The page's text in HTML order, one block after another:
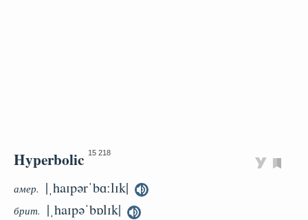
Hyperbolic 15 218
амер. |ˌhaɪpərˈbɑːlɪk|
брит. |ˌhaɪpəˈbɒlɪk|